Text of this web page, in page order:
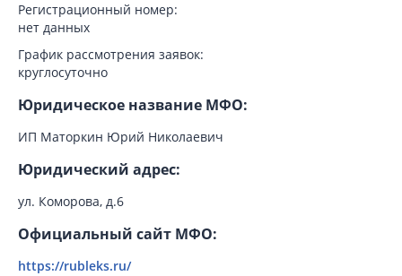
Регистрационный номер:
нет данных
График рассмотрения заявок:
круглосуточно
Юридическое название МФО:
ИП Маторкин Юрий Николаевич
Юридический адрес:
ул. Коморова, д.6
Официальный сайт МФО:
https://rubleks.ru/